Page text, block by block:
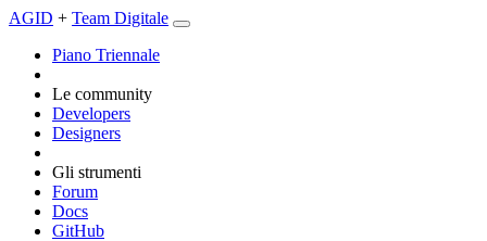
AGID + Team Digitale
Piano Triennale
Le community
Developers
Designers
Gli strumenti
Forum
Docs
GitHub